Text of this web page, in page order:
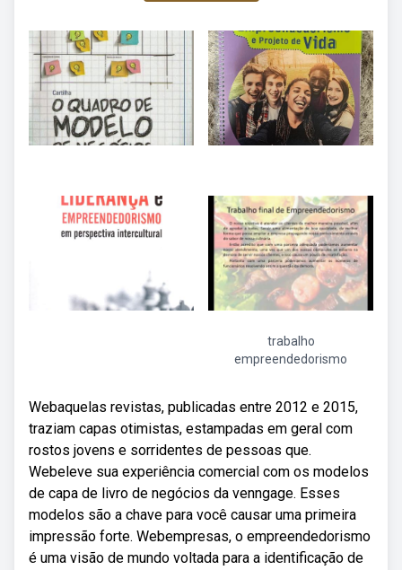
trabalho
empreendedorismo
Webaquelas revistas, publicadas entre 2012 e 2015,
traziam capas otimistas, estampadas em geral com
rostos jovens e sorridentes de pessoas que.
Webeleve sua experiência comercial com os modelos
de capa de livro de negócios da venngage. Esses
modelos são a chave para você causar uma primeira
impressão forte. Webempresas, o empreendedorismo
é uma visão de mundo voltada para a identificação de